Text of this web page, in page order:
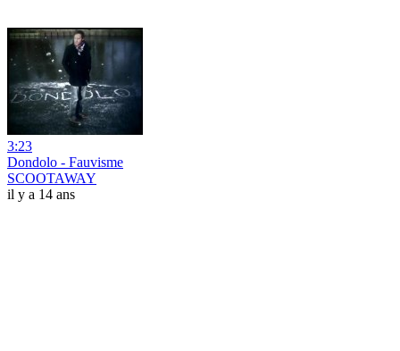
3:23
Dondolo - Fauvisme
SCOOTAWAY
il y a 14 ans